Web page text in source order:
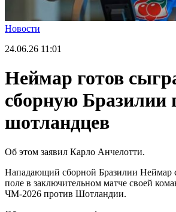
Новости
24.06.26 11:01
Неймар готов
сборную Бразилии
шотландцев
Об этом заявил Карло Анчелотти.
Нападающий сборной Бразилии Неймар
поле в заключительном матче своей
ЧМ-2026 против Шотландии.